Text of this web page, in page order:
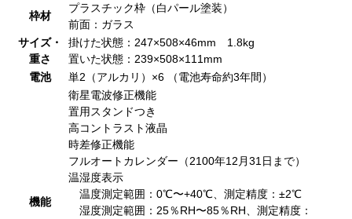
枠材
プラスチック枠（白パール塗装）
前面：ガラス
サイズ・
重さ
掛けた状態：247×508×46mm 1.8kg
置いた状態：239×508×111mm
電池
単2（アルカリ）×6 （電池寿命約3年間）
機能
衛星電波修正機能
置用スタンドつき
高コントラスト液晶
時差修正機能
フルオートカレンダー（2100年12月31日まで）
温湿度表示
温度測定範囲：0℃〜+40℃、測定精度：±2℃
湿度測定範囲：25％RH〜85％RH、測定精度：